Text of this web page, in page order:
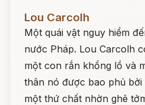
Lou Carcolh
Một quái vật nguy hiểm
nước Pháp. Lou Carcolh
một con rắn khổng lồ và
thân nó được bao phủ
một thứ chất nhờn ghê